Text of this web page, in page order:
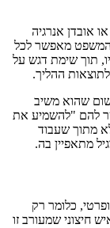
אובדן אנרגיה
המשפט מאפשר לכל
תוך שימת דגש על
ההליך.
שהוא משיב
להם "להשמיע את
מתוך שעבוד
מתאפיין בה.
כלומר רק
חיצוני שמעורב זו